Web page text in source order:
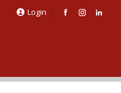
Login